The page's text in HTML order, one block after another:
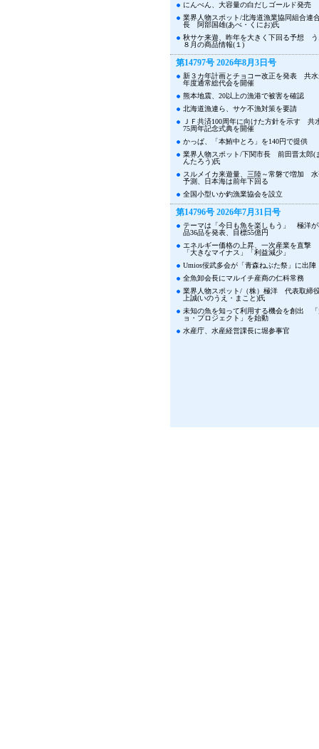
にんべん、大容量の白だしゴールド発売
業界人物スポット/北海道漁業協同組合
長 阿部国雄(あべ・くにお)氏
秋サケ来遊、昨年を大きく下回る予想 う
８月の商品情報(１)
第14797号 2026年8月3日号
新３カ年計画とチョコー改正を発表 共水
年度通常総代会を開催
熊本地震、20以上の漁港で被害を確認
北海道漁連ら、サケ不漁対策を要請
ＪＦ共済100周年に向けた方針を示す 共
75周年記念式典を開催
かっぱ、「本鮪中とろ」を140円で提供
業界人物スポット/下関市長 前田晋太郎(
んたろう)氏
スルメイカ来遊量、三陸～常磐で増加
予測、日本海は前年下回る
全国小型いか釣漁業協会を設立
第14796号 2026年7月31日号
テーマは「今日も魚を楽しもう」 極洋が
品36品を発表、目標55億円
エネルギー価格の上昇、一次産業を直撃
「大きなマイナス」「利益減少」
Umios佞武多会が「青森ねぶた祭」に出陣
全魚卸会長にマルイチ産商の仁科常務
業界人物スポット/（株）極洋 代表取締
上誠(いのうえ・まこと)氏
未知の魚を知って利用する機会を創出 「
ョ・プロジェクト」を始動
水産庁、水産経営課長に堀参事官